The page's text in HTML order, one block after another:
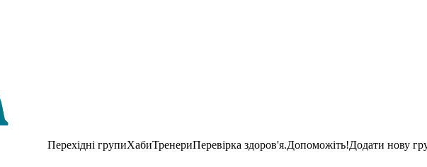
Перехідні групиХабиТренериПеревірка здоров'я.Допоможіть!Додати нову